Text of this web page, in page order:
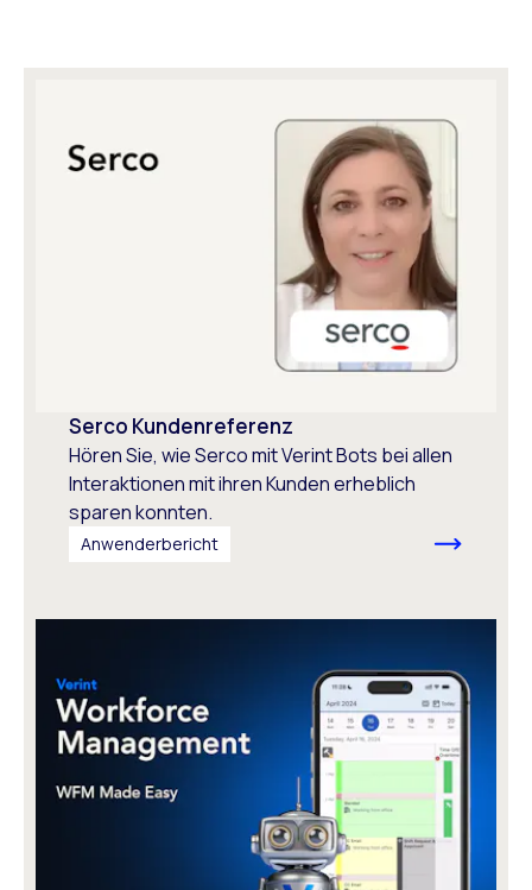
Serco Kundenreferenz
Hören Sie, wie Serco mit Verint Bots bei allen
Interaktionen mit ihren Kunden erheblich
sparen konnten.
Anwenderbericht